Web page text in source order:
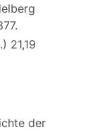
21,19
der